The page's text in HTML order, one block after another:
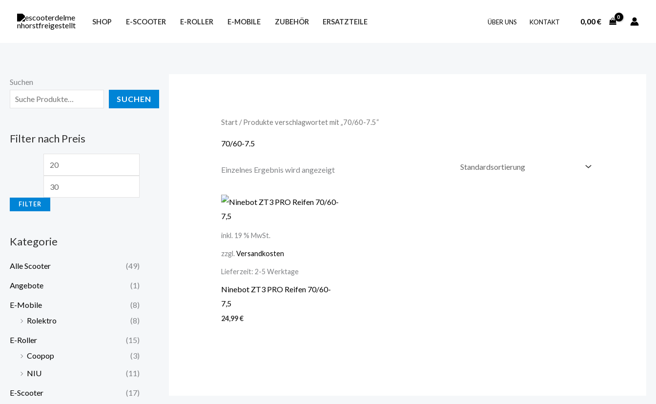
Inhalt
SHOP E-SCOOTER E-ROLLER E-MOBILE ZUBEHÖR ERSATZTEILE ÜBER UNS KONTAKT 0,00€
Suchen
SUCHEN
Filter nach Preis
i
e
s
a
r
e
FILTER
Kategorie
Alle Scooter (49)
Angebote (1)
E-Mobile
(8)
Rolektro
(8)
E-Roller
(15)
Coopop
(3)
NIU
(11)
E-Scooter
(17)
Start/ Produkte verschlagwortet mit „70/60-7.5“
70/60-7.5
Einzelnes Ergebnis wird angezeigt
inkl. 19 % MwSt.
zzgl.Versandkosten
Lieferzeit: 2-5 Werktage
Ninebot ZT3 PRO Reifen 70/60-
7,5
24,99€